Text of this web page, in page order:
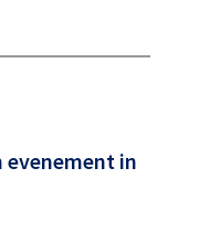
evenement in